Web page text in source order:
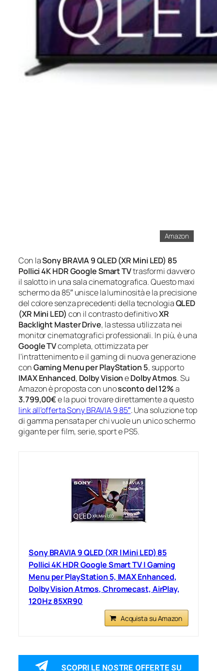
Amazon
Con laSony BRAVIA 9 QLED (XR Mini LED) 85
Pollici 4K HDR Google Smart TVtrasformi davvero
il salotto in una sala cinematografica. Questo maxi
schermo da 85″ unisce la luminosità e la precisione
del colore senza precedenti della tecnologiaQLED
(XR Mini LED) con il contrasto definitivoXR
Backlight Master Drive, la stessa utilizzata nei
monitor cinematografici professionali. In più, è una
Google TVcompleta, ottimizzata per
l’intrattenimento e il gaming di nuova generazione
conGaming Menu per PlayStation 5, supporto
IMAX Enhanced, Dolby VisioneDolby Atmos. Su
Amazon è proposta con unosconto del 12%a
3.799,00€e la puoi trovare direttamente a questo
link all’offerta Sony BRAVIA 9 85″. Una soluzione top
di gamma pensata per chi vuole un unico schermo
gigante per film, serie, sport e PS5.
Sony BRAVIA 9 QLED (XR l Mini LED) 85
Pollici 4K HDR Google Smart TV | Gaming
Menu per PlayStation 5, IMAX Enhanced,
Dolby Vision Atmos, Chromecast, AirPlay,
120Hz 85XR90
Acquista su Amazon
SCOPRI LE NOSTRE OFFERTE SU